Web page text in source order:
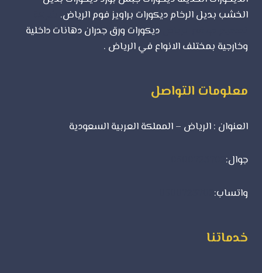
الخشب بديل الرخام ديكورات براويز فوم الرياض.
ديكورات ورق جدران دهانات داخلية
وخارجية بمختلف الانواع في الرياض .
معلومات التواصل
العنوان : الرياض – المملكة العربية السعودية
جوال:
واتساب:
خدماتنا